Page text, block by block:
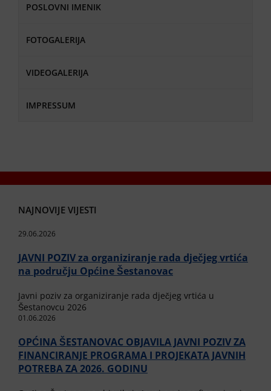
POSLOVNI IMENIK
FOTOGALERIJA
VIDEOGALERIJA
IMPRESSUM
NAJNOVIJE VIJESTI
29.06.2026
JAVNI POZIV za organiziranje rada dječjeg vrtića
na području Općine Šestanovac
Javni poziv za organiziranje rada dječjeg vrtića u
Šestanovcu 2026
01.06.2026
OPĆINA ŠESTANOVAC OBJAVILA JAVNI POZIV ZA
FINANCIRANJE PROGRAMA I PROJEKATA JAVNIH
POTREBA ZA 2026. GODINU